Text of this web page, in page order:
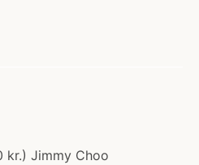
kr.) Jimmy Choo